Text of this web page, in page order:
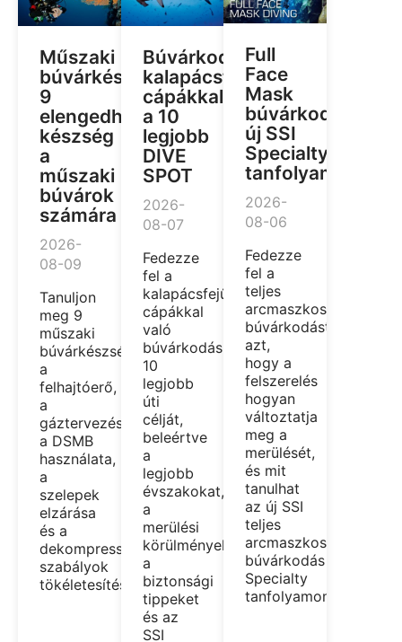
Műszaki
búvárkészségek:
9
elengedhetetlen
készség
a
műszaki
búvárok
számára
2026-
08-09
Tanuljon
meg 9
műszaki
búvárkészséget
a
felhajtóerő,
a
gáztervezés,
a DSMB
használata,
a
szelepek
elzárása
és a
dekompressziós
szabályok
tökéletesítéséhez.
Búvárkodás
kalapácsfejű
cápákkal:
a 10
legjobb
DIVE
SPOT
2026-
08-07
Fedezze
fel a
kalapácsfejű
cápákkal
való
búvárkodás
10
legjobb
úti
célját,
beleértve
a
legjobb
évszakokat,
a
merülési
körülményeket,
a
biztonsági
tippeket
és az
SSI
Full
Face
Mask
búvárkodás:
új SSI
Specialty
tanfolyam
2026-
08-06
Fedezze
fel a
teljes
arcmaszkos
búvárkodást,
azt,
hogy a
felszerelés
hogyan
változtatja
meg a
merülését,
és mit
tanulhat
az új SSI
teljes
arcmaszkos
búvárkodás
Specialty
tanfolyamon.